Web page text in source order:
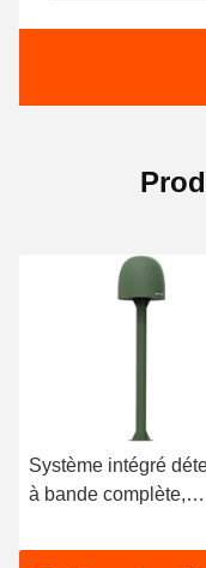
Système intégré
à bande complète,
drones dédiés